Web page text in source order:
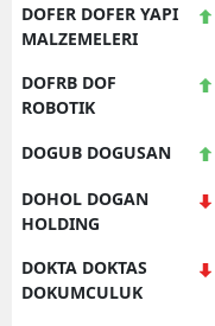
DOFER DOFER YAPI
MALZEMELERI
DOFRB DOF
ROBOTIK
DOGUB DOGUSAN
DOHOL DOGAN
HOLDING
DOKTA DOKTAS
DOKUMCULUK